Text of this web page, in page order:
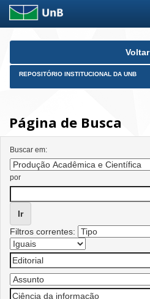
Skip
Voltar
REPOSITÓRIO INSTITUCIONAL DA UNB
Página de Busca
Buscar em:
por
Filtros correntes: